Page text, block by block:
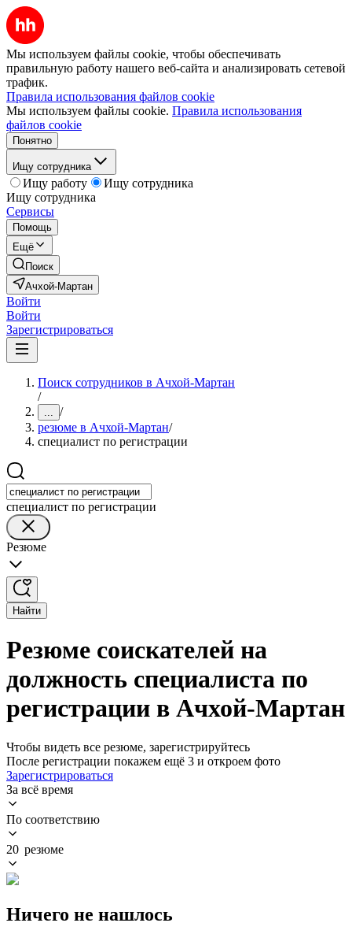
Мы используем файлы cookie, чтобы обеспечивать
правильную работу нашего веб-сайта и анализировать сетевой
трафик.
Правила использования файлов cookie
Мы используем файлы cookie. Правила использования
файлов cookie
Понятно
Ищу сотрудника
Ищу работу
Ищу сотрудника
Ищу сотрудника
Сервисы
Помощь
Ещё
Поиск
Ачхой-Мартан
Войти
Войти
Зарегистрироваться
Поиск сотрудников в Ачхой-Мартан
/
... /
резюме в Ачхой-Мартан/
специалист по регистрации
специалист по регистрации
Резюме
Найти
Резюме соискателей на
должность специалиста по
регистрации в Ачхой-Мартан
Чтобы видеть все резюме, зарегистрируйтесь
После регистрации покажем ещё 3 и откроем фото
Зарегистрироваться
За всё время
По соответствию
20 резюме
Ничего не нашлось